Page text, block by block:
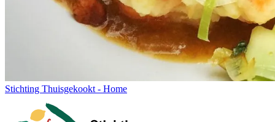
Stichting Thuisgekookt - Home